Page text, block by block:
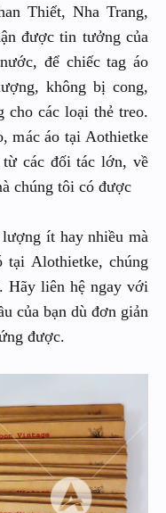
Thiết, Nha Trang,
được tin tưởng của
để chiếc tag áo
không bị cong,
cho các loại thẻ treo.
mác áo tại Aothietke
các đối tác lớn, về
chúng tôi có được
ít hay nhiều mà
Alothietke, chúng
Hãy liên hệ ngay với
của bạn dù đơn giản
được.